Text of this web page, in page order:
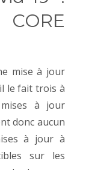
mise à jour
le fait trois à
à jour
donc aucun
à jour à
sur les